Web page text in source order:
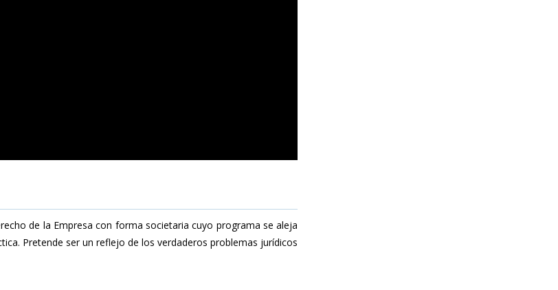
de la Empresa con forma societaria cuyo programa se aleja
Pretende ser un reflejo de los verdaderos problemas jurídicos